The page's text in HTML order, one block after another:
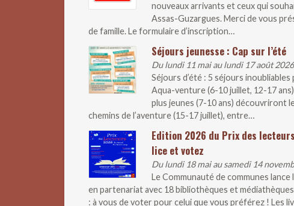
nouveaux arrivants et ceux qui
Assas-Guzargues. Merci de vous
de famille. Le formulaire d’inscription…
Séjours jeunesse : Cap sur l’été
Du lundi 11 mai au lundi 17 août 2026
Séjours d’été : 5 séjours
Aqua-venture (6-10 juillet, 12-17
plus jeunes (7-10 ans) découvriront
chemins de l’aventure (15-17 juillet), entre…
Edition 2026 du Prix des
lice et votez
Du lundi 18 mai au samedi 14
Le Communauté de communes
en partenariat avec 18 bibliothèques et
: à vous de voter pour celui que vous préférez ! Les